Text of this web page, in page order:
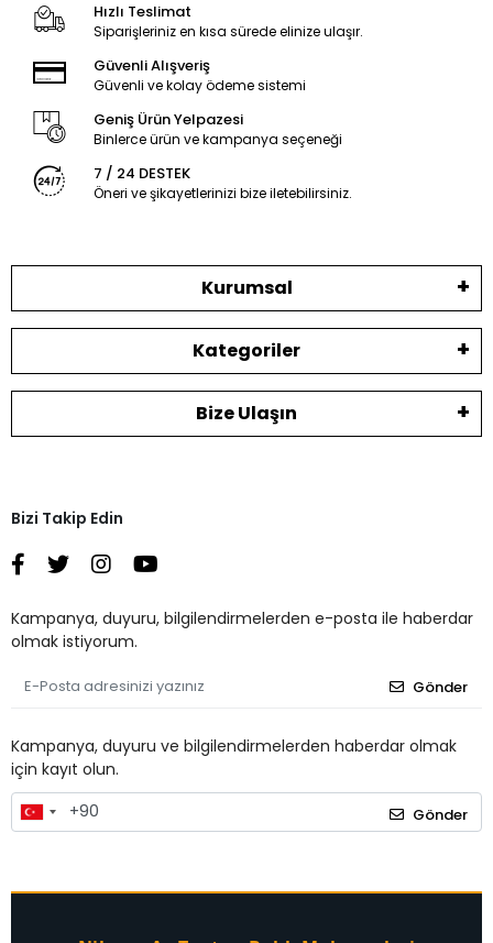
Hızlı Teslimat
Siparişleriniz en kısa sürede elinize ulaşır.
Güvenli Alışveriş
Güvenli ve kolay ödeme sistemi
Geniş Ürün Yelpazesi
Binlerce ürün ve kampanya seçeneği
7 / 24 DESTEK
Öneri ve şikayetlerinizi bize iletebilirsiniz.
Kurumsal
Kategoriler
Bize Ulaşın
Bizi Takip Edin
Kampanya, duyuru, bilgilendirmelerden e-posta ile haberdar
olmak istiyorum.
Gönder
Kampanya, duyuru ve bilgilendirmelerden haberdar olmak
için kayıt olun.
Gönder